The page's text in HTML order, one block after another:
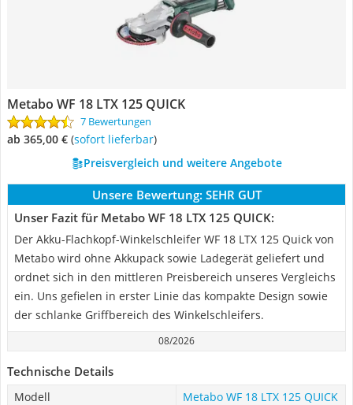
Metabo WF 18 LTX 125 QUICK
7 Bewertungen
ab 365,00 € ( Sofort lieferbar)
Preisvergleich und weitere Angebote
Unsere Bewertung: SEHR GUT
Unser Fazit für Metabo WF 18 LTX 125 QUICK:
Der Akku-Flachkopf-Winkelschleifer WF 18 LTX 125 Quick von
Metabo wird ohne Akkupack sowie Ladegerät geliefert und
ordnet sich in den mittleren Preisbereich unseres Vergleichs
ein. Uns gefielen in erster Linie das kompakte Design sowie
der schlanke Griffbereich des Winkelschleifers.
08/2026
Technische Details
Modell
Metabo WF 18 LTX 125 QUICK